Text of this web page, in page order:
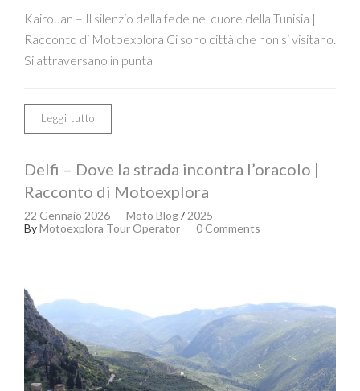
Kairouan – Il silenzio della fede nel cuore della Tunisia |
Racconto di Motoexplora Ci sono città che non si visitano.
Si attraversano in punta
Leggi tutto
Delfi – Dove la strada incontra l’oracolo |
Racconto di Motoexplora
22 Gennaio 2026 Moto Blog/2025
ByMotoexplora Tour Operator 0 Comments